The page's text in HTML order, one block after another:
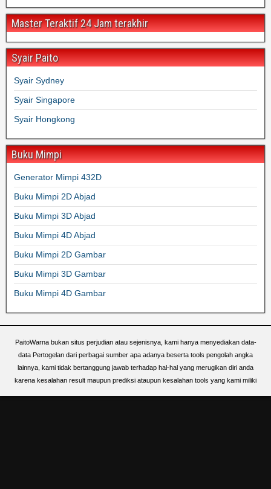
Master Teraktif 24 Jam terakhir
Syair Paito
Syair Sydney
Syair Singapore
Syair Hongkong
Buku Mimpi
Generator Mimpi 432D
Buku Mimpi 2D Abjad
Buku Mimpi 3D Abjad
Buku Mimpi 4D Abjad
Buku Mimpi 2D Gambar
Buku Mimpi 3D Gambar
Buku Mimpi 4D Gambar
PaitoWarna bukan situs perjudian atau sejenisnya, kami hanya menyediakan data-
data Pertogelan dari perbagai sumber apa adanya beserta tools pengolah angka
lainnya, kami tidak bertanggung jawab terhadap hal-hal yang merugikan diri anda
karena kesalahan result maupun prediksi ataupun kesalahan tools yang kami miliki